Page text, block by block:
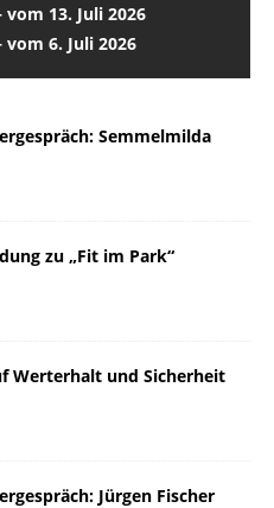
vom 13. Juli 2026
vom 6. Juli 2026
Semmelmilda
zu „Fit im Park“
Werterhalt und Sicherheit
Jürgen Fischer